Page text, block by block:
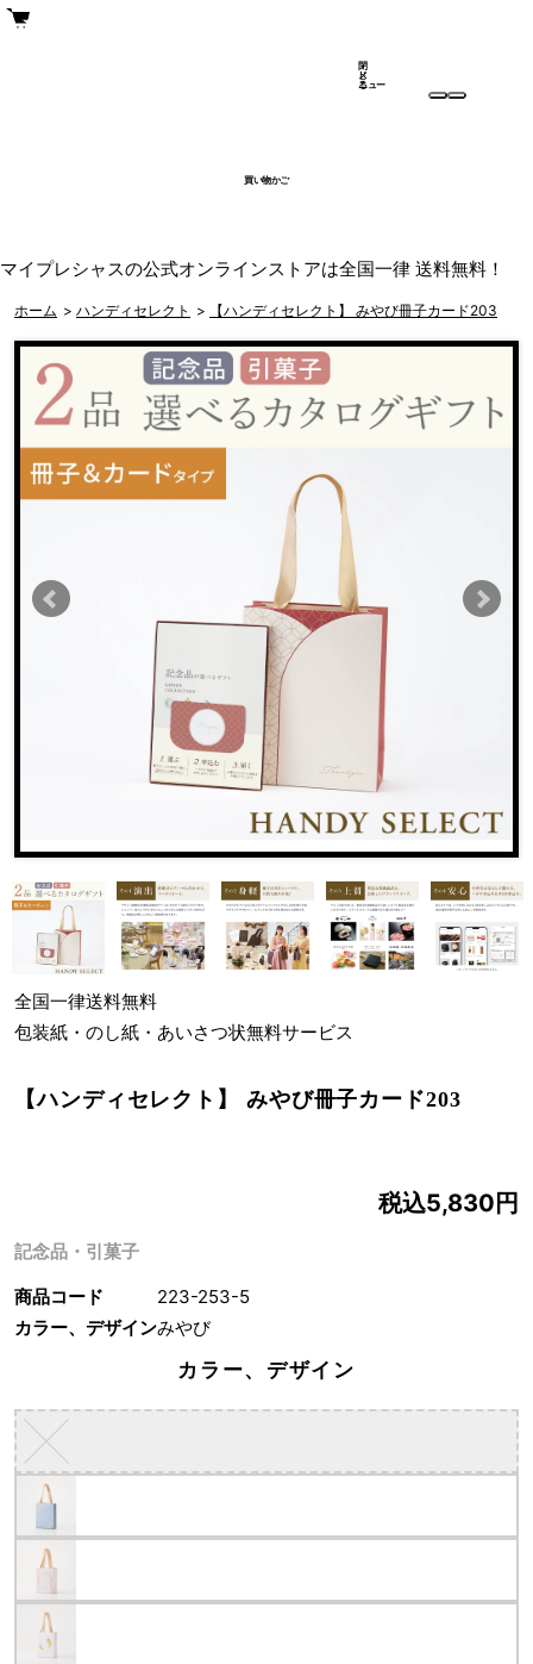
買い物かご
メ
ニュー
閉
じ
る
マイプレシャスの公式オンラインストアは全国一律 送料無料！
ホーム > ハンディセレクト > 【ハンディセレクト】 みやび冊子カード203
全国一律送料無料
包装紙・のし紙・あいさつ状無料サービス
【ハンディセレクト】 みやび冊子カード203
記念品・引菓子
税込5,830円
商品コード
223-253-5
カラー、デザインみやび
カラー、デザイン